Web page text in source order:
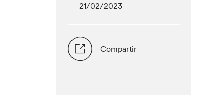
21/02/2023
Compartir